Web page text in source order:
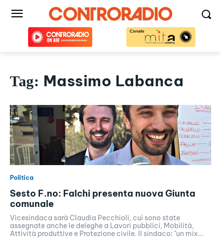
Tag: Massimo Labanca
Politica
Sesto F.no: Falchi presenta nuova Giunta
comunale
Vicesindaca sarà Claudia Pecchioli, cui sono state
assegnate anche le deleghe a Lavori pubblici, Mobilità,
Attività produttive e Protezione civile. Il sindaco: "un mix...